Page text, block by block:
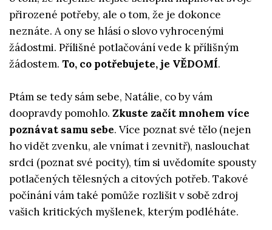
přirozené potřeby, ale o tom, že je dokonce
neznáte. A ony se hlásí o slovo vyhrocenými
žádostmi. Přílišné potlačování vede k přílišným
žádostem. To, co potřebujete, je VĚDOMÍ.
Ptám se tedy sám sebe, Natálie, co by vám
doopravdy pomohlo. Zkuste začít mnohem více
poznávat samu sebe. Více poznat své tělo (nejen
ho vidět zvenku, ale vnímat i zevnitř), naslouchat
srdci (poznat své pocity), tím si uvědomíte spousty
potlačených tělesných a citových potřeb. Takové
počínání vám také pomůže rozlišit v sobě zdroj
vašich kritických myšlenek, kterým podléháte.